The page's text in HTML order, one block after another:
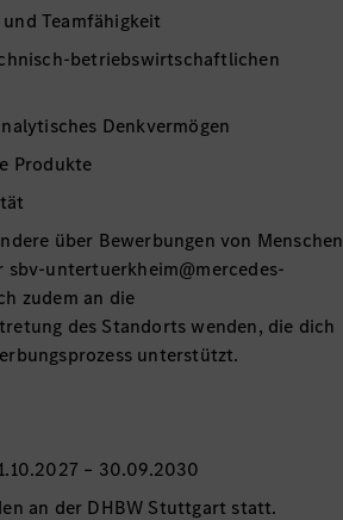
Teamfähigkeit
betriebswirtschaftlichen
Denkvermögen
Produkte
über Bewerbungen von Menschen
untertuerkheim@mercedes-
zudem an die
des Standorts wenden, die dich
unterstützt.
– 30.09.2030
an der DHBW Stuttgart statt.